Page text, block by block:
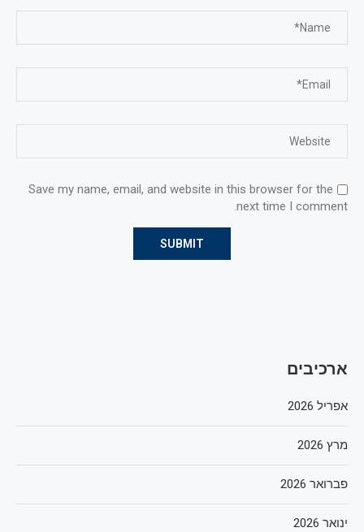
Save my name, email, and website in this browser for the
next time I comment.
ארכיבים
אפריל 2026
מרץ 2026
פברואר 2026
ינואר 2026